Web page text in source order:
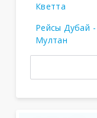
Кветта
Рейсы Дубай -
Мултан